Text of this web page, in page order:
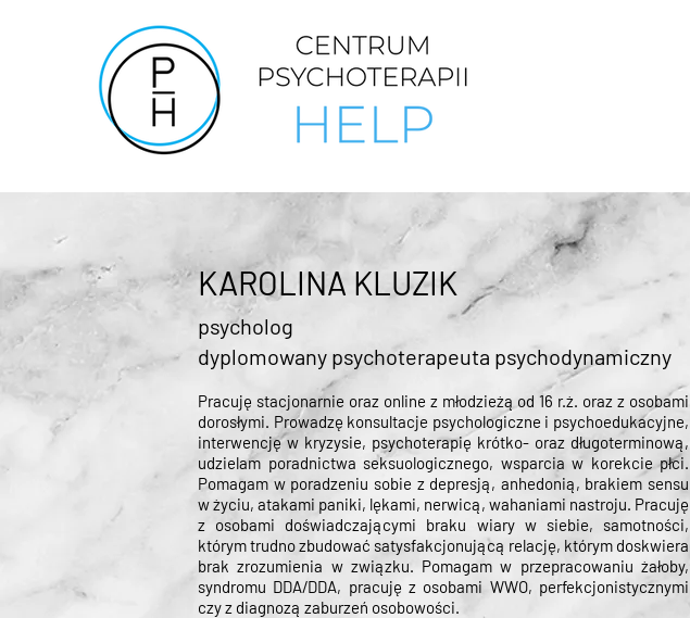
KAROLINA KLUZIK
psycholog
dyplomowany psychoterapeuta psychodynamiczny
Pracuję stacjonarnie oraz online z młodzieżą od 16 r.ż. oraz z osobami
dorosłymi. Prowadzę konsultacje psychologiczne i psychoedukacyjne,
interwencję w kryzysie, psychoterapię krótko- oraz długoterminową,
udzielam poradnictwa seksuologicznego, wsparcia w korekcie płci.
Pomagam w poradzeniu sobie z depresją, anhedonią, brakiem sensu
w życiu, atakami paniki, lękami, nerwicą, wahaniami nastroju. Pracuję
z osobami doświadczającymi braku wiary w siebie, samotności,
którym trudno zbudować satysfakcjonującą relację, którym doskwiera
brak zrozumienia w związku. Pomagam w przepracowaniu żałoby,
syndromu DDA/DDA, pracuję z osobami WWO, perfekcjonistycznymi
czy z diagnozą zaburzeń osobowości.